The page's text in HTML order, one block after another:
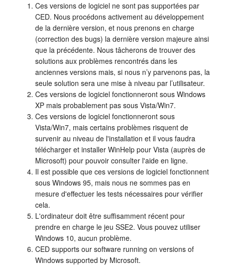
Ces versions de logiciel ne sont pas supportées par
CED. Nous procédons activement au développement
de la dernière version, et nous prenons en charge
(correction des bugs) la dernière version majeure ainsi
que la précédente. Nous tâcherons de trouver des
solutions aux problèmes rencontrés dans les
anciennes versions mais, si nous n’y parvenons pas, la
seule solution sera une mise à niveau par l’utilisateur.
Ces versions de logiciel fonctionneront sous Windows
XP mais probablement pas sous Vista/Win7.
Ces versions de logiciel fonctionneront sous
Vista/Win7, mais certains problèmes risquent de
survenir au niveau de l'installation et il vous faudra
télécharger et installer WinHelp pour Vista (auprès de
Microsoft) pour pouvoir consulter l'aide en ligne.
Il est possible que ces versions de logiciel fonctionnent
sous Windows 95, mais nous ne sommes pas en
mesure d'effectuer les tests nécessaires pour vérifier
cela.
L'ordinateur doit être suffisamment récent pour
prendre en charge le jeu SSE2. Vous pouvez utiliser
Windows 10, aucun problème.
CED supports our software running on versions of
Windows supported by Microsoft.